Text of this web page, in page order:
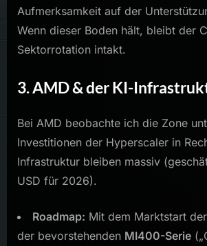
Aufmerksamkeit auf der
Wenn dieser Boden hält, bleibt der
Sektorrotation intakt.
3. AMD & der KI-
Bei AMD beobachte ich die Zone
Investitionen der Hyperscaler in
Infrastruktur bleiben massiv
USD für 2026).
Roadmap: Mit dem Marktstart der
der bevorstehenden MI400-Serie